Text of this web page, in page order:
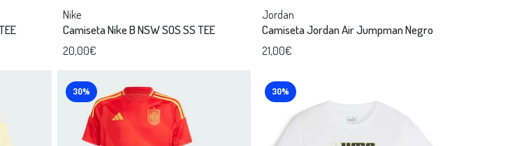
Nike
Camiseta Nike B NSW SOS SS TEE
20,00€
Jordan
Camiseta Jordan Air Jumpman Negro
21,00€
30% 30%